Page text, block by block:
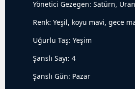
Yönetici Gezegen: Satürn,
Renk: Yeşil, koyu mavi, gece
Uğurlu Taş: Yeşim
Şanslı Sayı: 4
Şanslı Gün: Pazar